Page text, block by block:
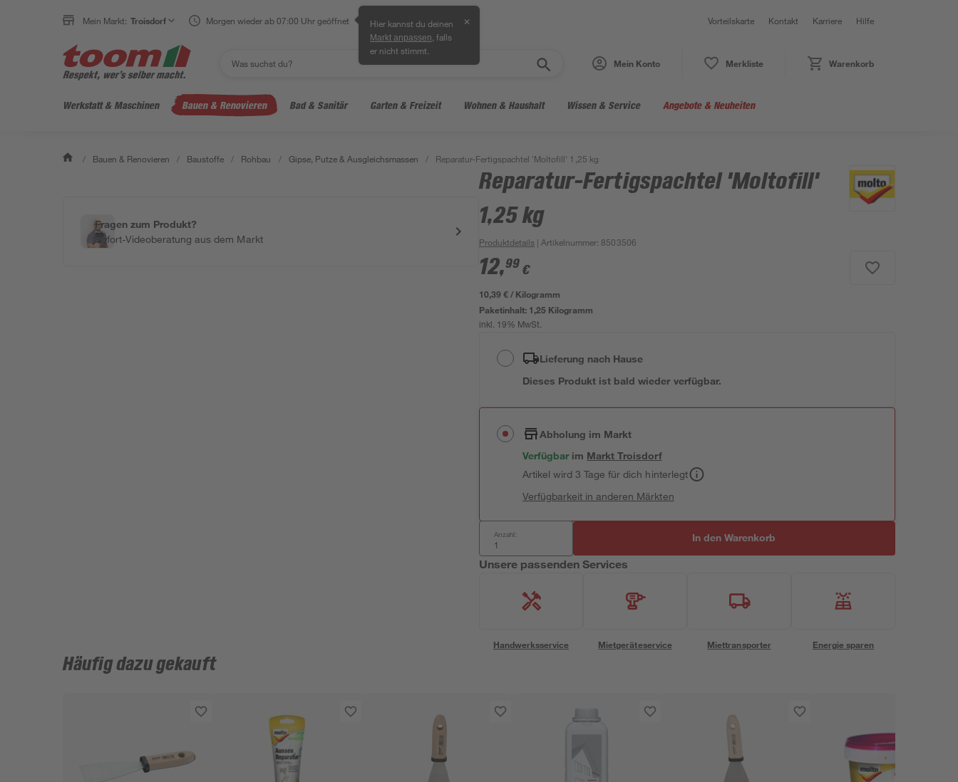
Mein Markt: Troisdorf Morgen wieder ab 07:00 Uhr geöffnet Hier kannst du deinen
Markt anpassen , falls
er nicht stimmt.
✕ Vorteilskarte Kontakt Karriere Hilfe
Mein Konto Merkliste Warenkorb
Werkstatt & Maschinen Bauen & Renovieren Bad & Sanitär Garten & Freizeit Wohnen & Haushalt Wissen & Service Angebote & Neuheiten
/ Bauen & Renovieren / Baustoffe / Rohbau / Gipse, Putze & Ausgleichsmassen / Reparatur-Fertigspachtel 'Moltofill' 1,25 kg
Fragen zum Produkt?
Sofort-Videoberatung aus dem Markt
Reparatur-Fertigspachtel 'Moltofill'
1,25 kg
Produktdetails | Artikelnummer: 8503506
12,99 €
10,39 € / Kilogramm
Paketinhalt: 1,25 Kilogramm
inkl. 19% MwSt.
Lieferung nach Hause
Dieses Produkt ist bald wieder verfügbar.
Abholung im Markt
Verfügbar im MarktTroisdorf
Artikel wird 3 Tage für dich hinterlegt
Verfügbarkeit in anderen Märkten
Anzahl: In den Warenkorb
Unsere passenden Services
Handwerksservice Mietgeräteservice Miettransporter Energie sparen
Häufig dazu gekauft